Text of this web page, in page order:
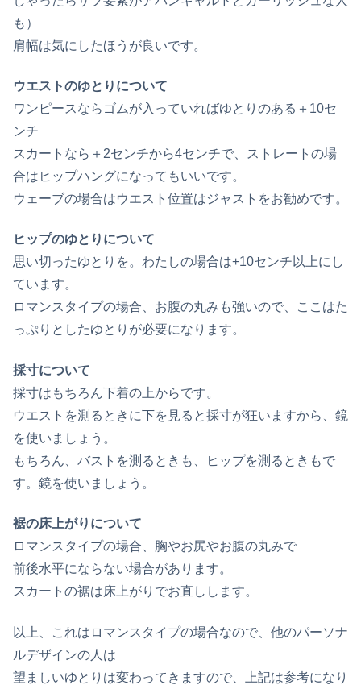
も）
肩幅は気にしたほうが良いです。
ウエストのゆとりについて
ワンピースならゴムが入っていればゆとりのある＋10セ
ンチ
スカートなら＋2センチから4センチで、ストレートの場
合はヒップハングになってもいいです。
ウェーブの場合はウエスト位置はジャストをお勧めです。
ヒップのゆとりについて
思い切ったゆとりを。わたしの場合は+10センチ以上にし
ています。
ロマンスタイプの場合、お腹の丸みも強いので、ここはた
っぷりとしたゆとりが必要になります。
採寸について
採寸はもちろん下着の上からです。
ウエストを測るときに下を見ると採寸が狂いますから、鏡
を使いましょう。
もちろん、バストを測るときも、ヒップを測るときもで
す。鏡を使いましょう。
裾の床上がりについて
ロマンスタイプの場合、胸やお尻やお腹の丸みで
前後水平にならない場合があります。
スカートの裾は床上がりでお直しします。
以上、これはロマンスタイプの場合なので、他のパーソナ
ルデザインの人は
望ましいゆとりは変わってきますので、上記は参考になり